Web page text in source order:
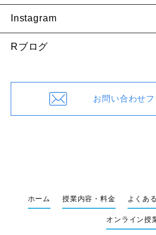
Instagram
Rブログ
お問い合わせ
ホーム 授業内容・料金 よくあ
オンライン授